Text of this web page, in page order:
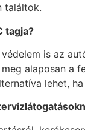
találtok.
tagja?
is az
alaposan a
lehet,